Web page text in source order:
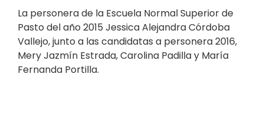
La personera de la Escuela Normal Superior de
Pasto del año 2015 Jessica Alejandra Córdoba
Vallejo, junto a las candidatas a personera 2016,
Mery Jazmín Estrada, Carolina Padilla y María
Fernanda Portilla.